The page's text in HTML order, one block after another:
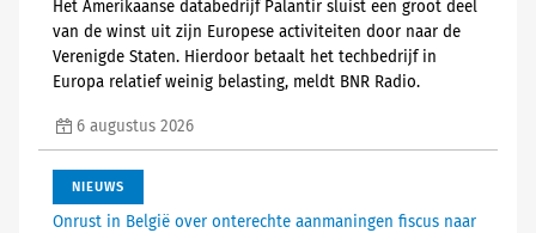
Het Amerikaanse databedrijf Palantir sluist een groot deel
van de winst uit zijn Europese activiteiten door naar de
Verenigde Staten. Hierdoor betaalt het techbedrijf in
Europa relatief weinig belasting, meldt BNR Radio.
6 augustus 2026
NIEUWS
Onrust in België over onterechte aanmaningen fiscus naar